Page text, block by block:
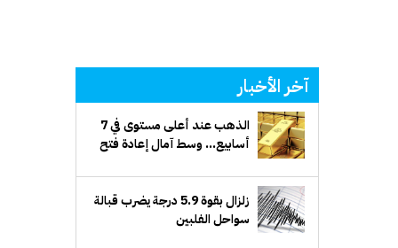
آخر الأخبار
الذهب عند أعلى مستوى في 7
أسابيع... وسط آمال إعادة فتح
زلزال بقوة 5.9 درجة يضرب قبالة
سواحل الفلبين